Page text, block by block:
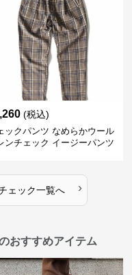
(税込)
ックパンツ なめらかウール
ンチェック イージーパンツ
ェック一覧へ ›
おすすめアイテム